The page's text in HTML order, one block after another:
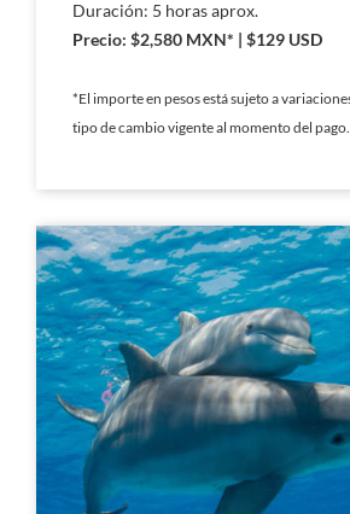
Duración: 5 horas aprox.
Precio: $2,580 MXN* | $129 USD
*El importe en pesos está sujeto a
tipo de cambio vigente al momento del pago.